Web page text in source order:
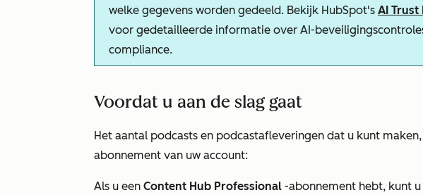
welke gegevens worden gedeeld. Bekijk HubSpot's AI Trust
voor gedetailleerde informatie over AI-
compliance.
Voordat u aan de slag gaat
Het aantal podcasts en podcastafleveringen dat u kunt
abonnement van uw account:
Als u een Content Hub Professional -abonnement hebt, kunt